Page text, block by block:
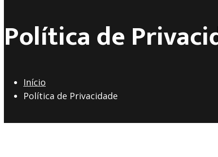
Política de
Início
Política de Privacidade